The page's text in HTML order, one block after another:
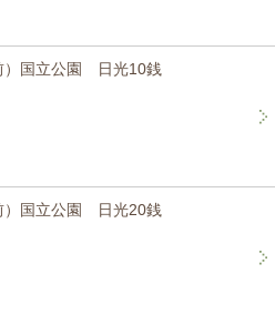
）国立公園 日光10銭
）国立公園 日光20銭